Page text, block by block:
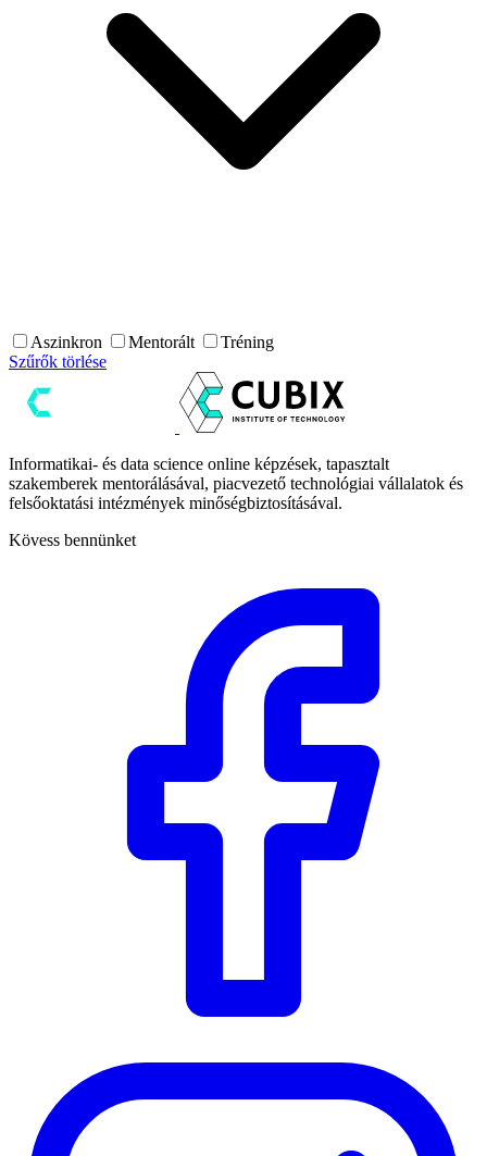
Aszinkron Mentorált
Tréning
Szűrők törlése
Informatikai- és data science online képzések, tapasztalt
szakemberek mentorálásával, piacvezető technológiai vállalatok és
felsőoktatási intézmények minőségbiztosításával.
Kövess bennünket